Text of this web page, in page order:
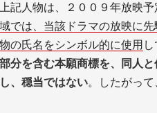
記人物は、２００９年放映予
は、当該ドラマの放映に
の氏名をシンボル的に使用
分を含む本願商標を、同人
、穏当ではない。したがって